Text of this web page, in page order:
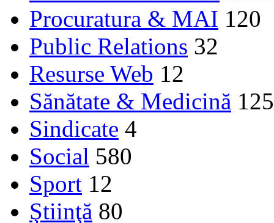
Procuratura & MAI 120
Public Relations 32
Resurse Web 12
Sănătate & Medicină 125
Sindicate 4
Social 580
Sport 12
Ştiinţă 80